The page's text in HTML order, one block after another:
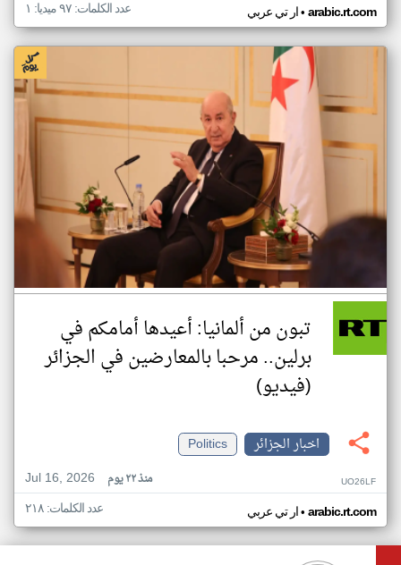
ار تي عربي• arabic.rt.com عدد الكلمات: ٩٧ ميديا: ١
تبون من ألمانيا: أعيدها أمامكم في
برلين.. مرحبا بالمعارضين في الجزائر
(فيديو)
اخبار الجزائر
Politics
Jul 16, 2026
منذ ٢٢ يوم UO26LF
ار تي عربي• arabic.rt.com عدد الكلمات: ٢١٨